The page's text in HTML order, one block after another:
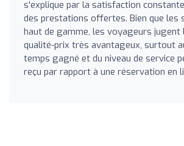
s'explique par la satisfaction
des prestations offertes. Bien que les
haut de gamme, les voyageurs
qualité-prix très avantageux, surtout
temps gagné et du niveau de service
reçu par rapport à une réservation en